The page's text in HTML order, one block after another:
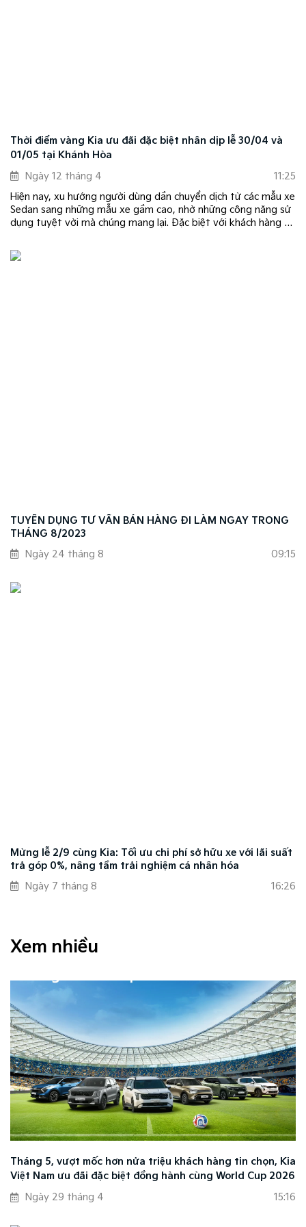
Xem nhiều
Tháng 5, vượt mốc hơn nửa triệu khách hàng tin chọn, Kia
Việt Nam ưu đãi đặc biệt đồng hành cùng World Cup 2026
Ngày 29 tháng 4
15:16
Thời điểm vàng Kia ưu đãi đặc biệt nhân dịp lễ 30/04 và
01/05 tại Khánh Hòa
Ngày 12 tháng 4
11:25
Hiện nay, xu hướng người dùng dần chuyển dịch từ các mẫu xe
Sedan sang những mẫu xe gầm cao, nhờ những công năng sử
dụng tuyệt vời mà chúng mang lại. Đặc biệt với khách hàng sở
thiết kế, trải nghiệm lái, trang bị và giá cả phải chăng; vừa
đáp ứng nhu cầu di chuyển hàng ngày, vừa thể hiện được cá
TUYỂN DỤNG TƯ VẤN BÁN HÀNG ĐI LÀM NGAY TRONG
THÁNG 8/2023
Ngày 24 tháng 8
09:15
Mừng lễ 2/9 cùng Kia: Tối ưu chi phí sở hữu xe với lãi suất
trả góp 0%, nâng tầm trải nghiệm cá nhân hóa
Ngày 7 tháng 8
16:26